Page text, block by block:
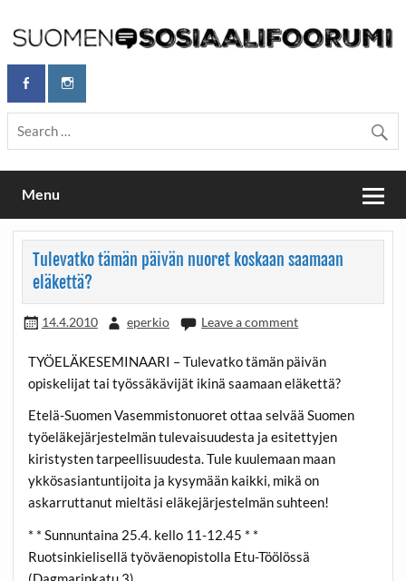
content
Maailmanparannuspäivät / Suomen
Sosiaalifoorumi
Maailmanparannuspäivät Lapinlahden Lähteellä, Helsingissä
26.–27.9.2026
Menu
Tulevatko tämän päivän nuoret koskaan saamaan
eläkettä?
14.4.2010 eperkio Leave a comment
TYÖELÄKESEMINAARI – Tulevatko tämän päivän
opiskelijat tai työssäkävijät ikinä saamaan eläkettä?
Etelä-Suomen Vasemmistonuoret ottaa selvää Suomen
työeläkejärjestelmän tulevaisuudesta ja esitettyjen
kiristysten tarpeellisuudesta. Tule kuulemaan maan
ykkösasiantuntijoita ja kysymään kaikki, mikä on
askarruttanut mieltäsi eläkejärjestelmän suhteen!
* * Sunnuntaina 25.4. kello 11-12.45 * *
Ruotsinkielisellä työväenopistolla Etu-Töölössä